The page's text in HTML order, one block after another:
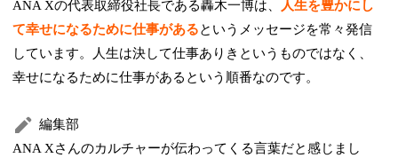
ANA Xの代表取締役社長である轟木一博は、
人生を豊かにし
て幸せになるために仕事があるというメッセージを常々発信
しています。人生は決して仕事ありきというものではなく、
幸せになるために仕事があるという順番なのです。
編集部
ANA Xさんのカルチャーが伝わってくる言葉だと感じまし